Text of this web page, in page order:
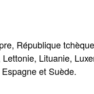
République
Lituanie,
et Suède.